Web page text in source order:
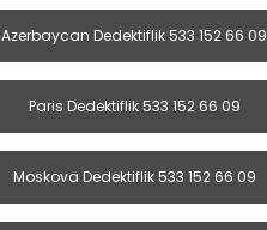
Azerbaycan Dedektiflik 533 152 66 09
Paris Dedektiflik 533 152 66 09
Moskova Dedektiflik 533 152 66 09